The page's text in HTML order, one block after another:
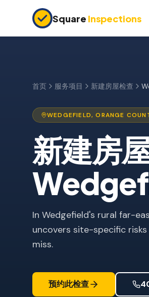
Square Inspections
公寓检查
上市前检查
投资房产
首页 服务项目 新建房屋检查
WEDGEFIELD,ORANGE
新建房
In Wedgefield's rural far-
uncovers site-specific
miss.
预约此检查